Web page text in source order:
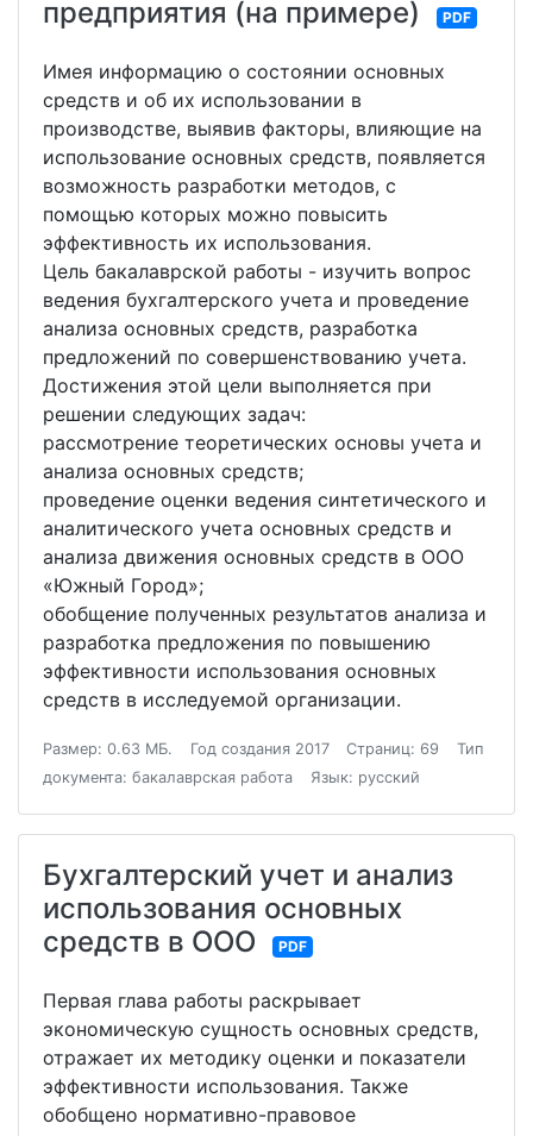
предприятия (на примере)
PDF
Имея информацию о состоянии основных
средств и об их использовании в
производстве, выявив факторы, влияющие на
использование основных средств, появляется
возможность разработки методов, с
помощью которых можно повысить
эффективность их использования.
Цель бакалаврской работы - изучить вопрос
ведения бухгалтерского учета и проведение
анализа основных средств, разработка
предложений по совершенствованию учета.
Достижения этой цели выполняется при
решении следующих задач:
рассмотрение теоретических основы учета и
анализа основных средств;
проведение оценки ведения синтетического и
аналитического учета основных средств и
анализа движения основных средств в ООО
«Южный Город»;
обобщение полученных результатов анализа и
разработка предложения по повышению
эффективности использования основных
средств в исследуемой организации.
Размер: 0.63 МБ. Год создания 2017 Страниц: 69
Тип
документа: бакалаврская работа
Язык: русский
Бухгалтерский учет и анализ
использования основных
средств в ООО
PDF
Первая глава работы раскрывает
экономическую сущность основных средств,
отражает их методику оценки и показатели
эффективности использования. Также
обобщено нормативно-правовое